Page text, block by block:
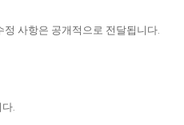
사항은 공개적으로 전달됩니다.
.